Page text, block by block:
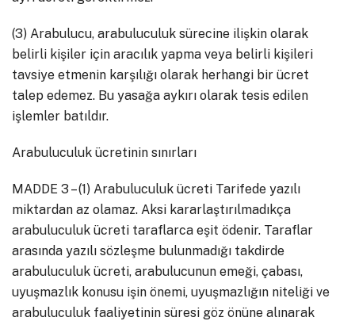
(3) Arabulucu, arabuluculuk sürecine ilişkin olarak
belirli kişiler için aracılık yapma veya belirli kişileri
tavsiye etmenin karşılığı olarak herhangi bir ücret
talep edemez. Bu yasağa aykırı olarak tesis edilen
işlemler batıldır.
Arabuluculuk ücretinin sınırları
MADDE 3 – (1) Arabuluculuk ücreti Tarifede yazılı
miktardan az olamaz. Aksi kararlaştırılmadıkça
arabuluculuk ücreti taraflarca eşit ödenir. Taraflar
arasında yazılı sözleşme bulunmadığı takdirde
arabuluculuk ücreti, arabulucunun emeği, çabası,
uyuşmazlık konusu işin önemi, uyuşmazlığın niteliği ve
arabuluculuk faaliyetinin süresi göz önüne alınarak